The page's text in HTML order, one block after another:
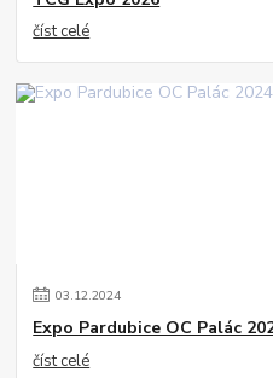
číst celé
03.12.2024
Expo Pardubice OC Palác
číst celé